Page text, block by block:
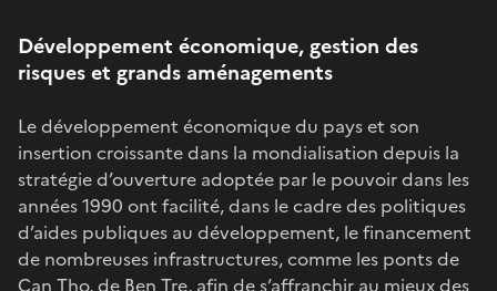
Développement économique, gestion des
risques et grands aménagements
Le développement économique du pays et son
insertion croissante dans la mondialisation depuis la
stratégie d’ouverture adoptée par le pouvoir dans les
années 1990 ont facilité, dans le cadre des politiques
d’aides publiques au développement, le financement
de nombreuses infrastructures, comme les ponts de
Can Tho, de Ben Tre, afin de s’affranchir au mieux des